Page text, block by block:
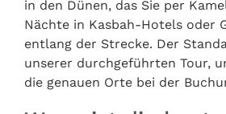
in den Dünen, das Sie per
Nächte in Kasbah-Hotels oder
entlang der Strecke. Der
unserer durchgeführten Tour,
die genauen Orte bei der